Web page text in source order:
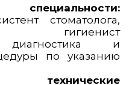
специальности:
стоматолога,
гигиенист
диагностика и
по указанию
технические